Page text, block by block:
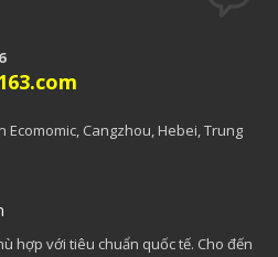
Ecomomic, Cangzhou, Hebei, Trung
hợp với tiêu chuẩn quốc tế. Cho đến